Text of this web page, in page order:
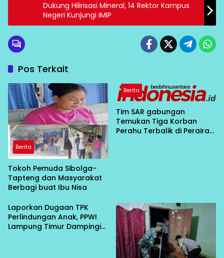
Dukung Hilirisasi Mineral, 14 Rektor Kampus
Negeri Kunjungi IMIP
Pos Terkait
Berita
Tokoh Pemuda Sibolga-
Tapteng dan Masyarakat
Berbagi buat Ibu Nisa
Berita
Tim SAR gabungan
Temukan Tiga Korban
Perahu Terbalik di Perairan
Laporkan Dugaan TPK
Perlindungan Anak, PPWI
Lampung Timur Dampingi